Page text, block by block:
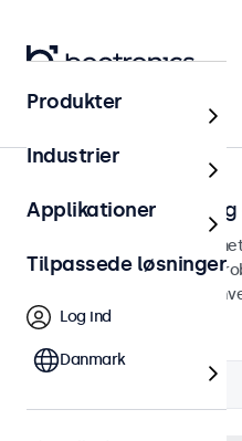
Hjem
Skærme til
Indbyggede skærme
brug. Vores skærme har et
integreres problemfrit i
miljø.
Produkter
Industrier
Applikationer
Tilpassede løsninger
Log ind
Danmark